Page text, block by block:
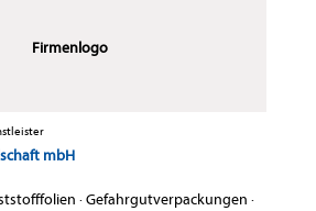
Firmenlogo
mbH
·Gefahrgutverpackungen ·